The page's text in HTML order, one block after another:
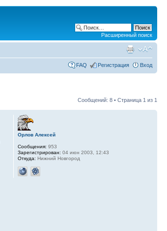
Расширенный поиск
FAQ Регистрация Вход
Сообщений: 8 • Страница 1 из 1
Орлов Алексей
Сообщения: 953
Зарегистрирован: 04 июн 2003, 12:43
Откуда: Нижний Новгород